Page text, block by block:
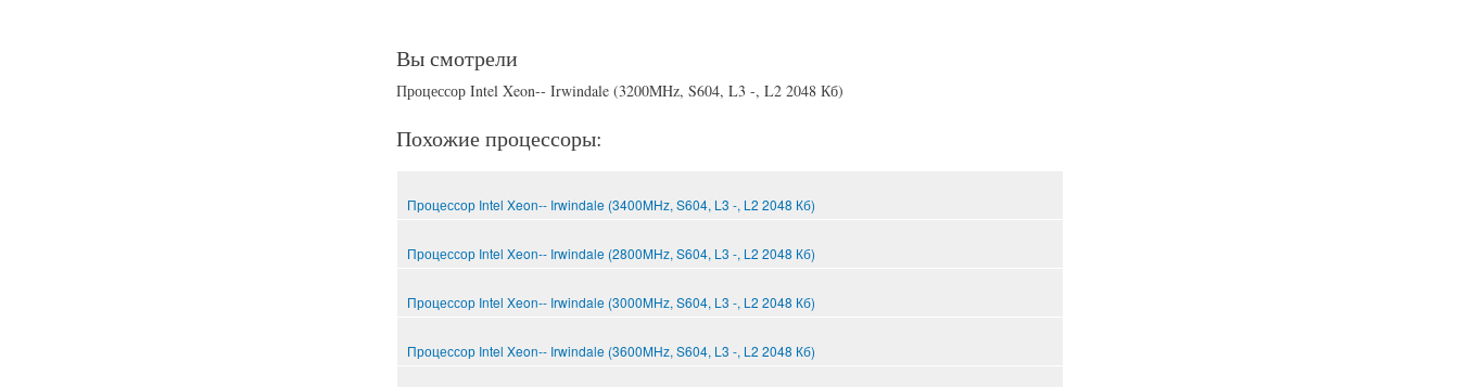
Вы смотрели
Процессор Intel Xeon-- Irwindale (3200MHz, S604, L3 -, L2 2048 Кб)
Похожие процессоры:
Процессор Intel Xeon-- Irwindale (3400MHz, S604, L3 -, L2 2048 Кб)
Процессор Intel Xeon-- Irwindale (2800MHz, S604, L3 -, L2 2048 Кб)
Процессор Intel Xeon-- Irwindale (3000MHz, S604, L3 -, L2 2048 Кб)
Процессор Intel Xeon-- Irwindale (3600MHz, S604, L3 -, L2 2048 Кб)